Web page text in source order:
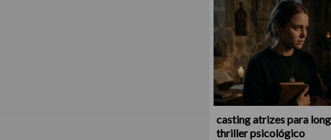
casting atrizes para
thriller psicológico